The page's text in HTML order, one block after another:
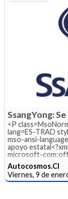
SsangYong:
<P
lang=ES-TRAD
mso-ansi-
apoyo
microsoft-
Autocosmos.Cl
Viernes, 9 de